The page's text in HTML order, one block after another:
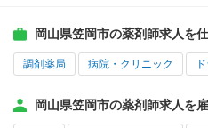
岡山県笠岡市の薬剤師求人を
調剤薬局 病院・クリニック
岡山県笠岡市の薬剤師求人を